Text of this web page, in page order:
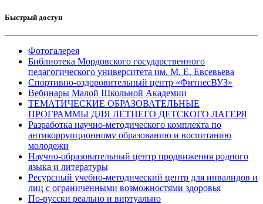
Быстрый доступ
Фотогалерея
Библиотека Мордовского государственного
педагогического университета им. М. Е. Евсевьева
Спортивно-оздоровительный центр «ФитнесВУЗ»
Вебинары Малой Школьной Академии
ТЕМАТИЧЕСКИЕ ОБРАЗОВАТЕЛЬНЫЕ
ПРОГРАММЫ ДЛЯ ЛЕТНЕГО ДЕТСКОГО ЛАГЕРЯ
Разработка научно-методического комплекта по
антикоррупционному образованию и воспитанию
молодежи
Научно-образовательный центр продвижения родного
языка и литературы
Ресурсный учебно-методический центр для инвалидов и
лиц с ограниченными возможностями здоровья
По-русски реально и виртуально